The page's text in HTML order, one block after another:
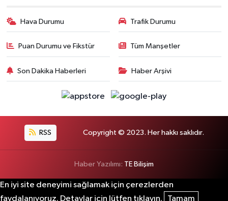
Hava Durumu Trafik Durumu
Puan Durumu ve Fikstür Tüm Manşetler
Son Dakika Haberleri Haber Arşivi
RSS Copyright © 2023. Her hakkı saklıdır.
Haber Yazılımı: TE Bilişim
En iyi site deneyimi sağlamak için çerezlerden
faydalanıyoruz. Detaylar için lütfen tıklayın.
Tamam